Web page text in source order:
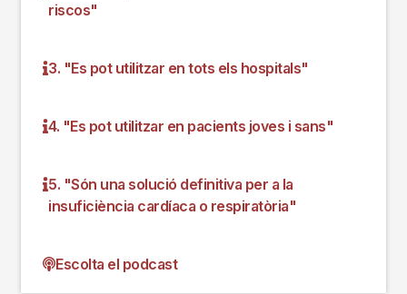
riscos"
3. "Es pot utilitzar en tots els hospitals"
4. "Es pot utilitzar en pacients joves i sans"
5. "Són una solució definitiva per a la
insuficiència cardíaca o respiratòria"
Escolta el podcast